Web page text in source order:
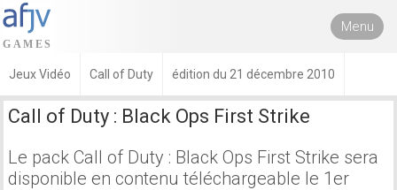
Menu
Jeux Vidéo Call of Duty édition du 21 décembre 2010
Call of Duty : Black Ops First Strike
Le pack Call of Duty : Black Ops First Strike sera
disponible en contenu téléchargeable le 1er